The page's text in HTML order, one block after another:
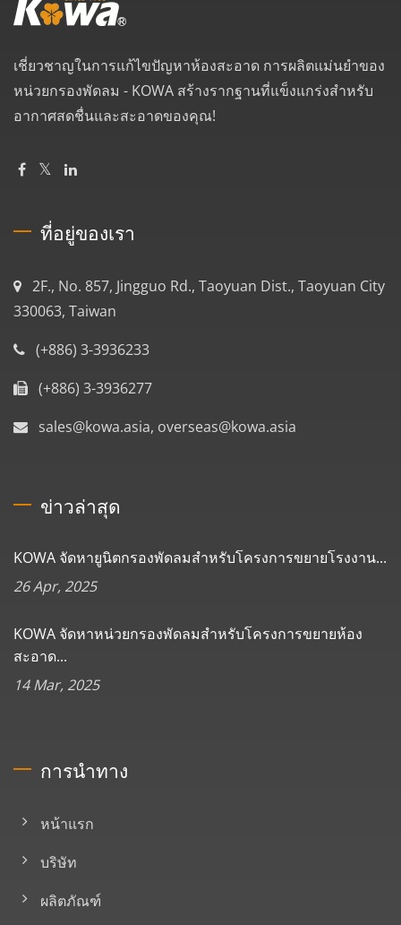
เชี่ยวชาญในการแก้ไขปัญหาห้องสะอาด การผลิตแม่นยำของ
หน่วยกรองพัดลม - KOWA สร้างรากฐานที่แข็งแกร่งสำหรับ
อากาศสดชื่นและสะอาดของคุณ!
ที่อยู่ของเรา
2F., No. 857, Jingguo Rd., Taoyuan Dist., Taoyuan City
330063, Taiwan
(+886) 3-3936233
(+886) 3-3936277
sales@kowa.asia, overseas@kowa.asia
ข่าวล่าสุด
KOWA จัดหายูนิตกรองพัดลมสำหรับโครงการขยายโรงงาน...
26 Apr, 2025
KOWA จัดหาหน่วยกรองพัดลมสำหรับโครงการขยายห้อง
สะอาด...
14 Mar, 2025
การนำทาง
หน้าแรก
บริษัท
ผลิตภัณฑ์